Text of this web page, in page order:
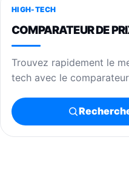
HIGH-TECH
COMPARATEUR DE
Trouvez rapidement le
tech avec le